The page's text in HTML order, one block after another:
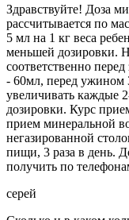
Здравствуйте! Доза
рассчитывается по
5 мл на 1 кг веса
меньшей дозировки.
соответственно
- 60мл, перед ужином
увеличивать каждые
дозировки. Курс
прием минеральной
негазированной
пищи, 3 раза в день.
получить по
серей